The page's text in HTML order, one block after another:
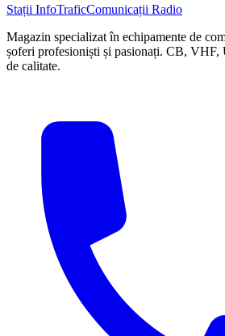
Stații InfoTraficComunicații Radio
Magazin specializat în echipamente de
șoferi profesioniști și pasionați. CB, VHF,
de calitate.